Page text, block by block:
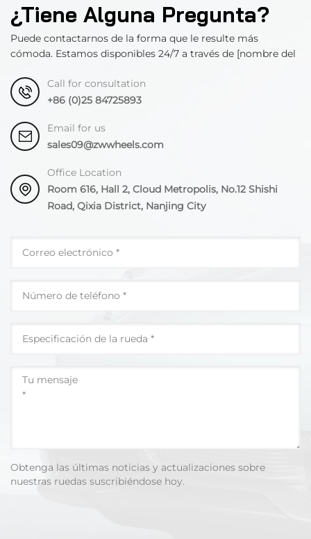
¿Tiene Alguna Pregunta?
Puede contactarnos de la forma que le resulte más
cómoda. Estamos disponibles 24/7 a través de [nombre del
Call for consultation
+86 (0)25 84725893
Email for us
sales09@zwwheels.com
Office Location
Room 616, Hall 2, Cloud Metropolis, No.12 Shishi
Road, Qixia District, Nanjing City
Obtenga las últimas noticias y actualizaciones sobre
nuestras ruedas suscribiéndose hoy.